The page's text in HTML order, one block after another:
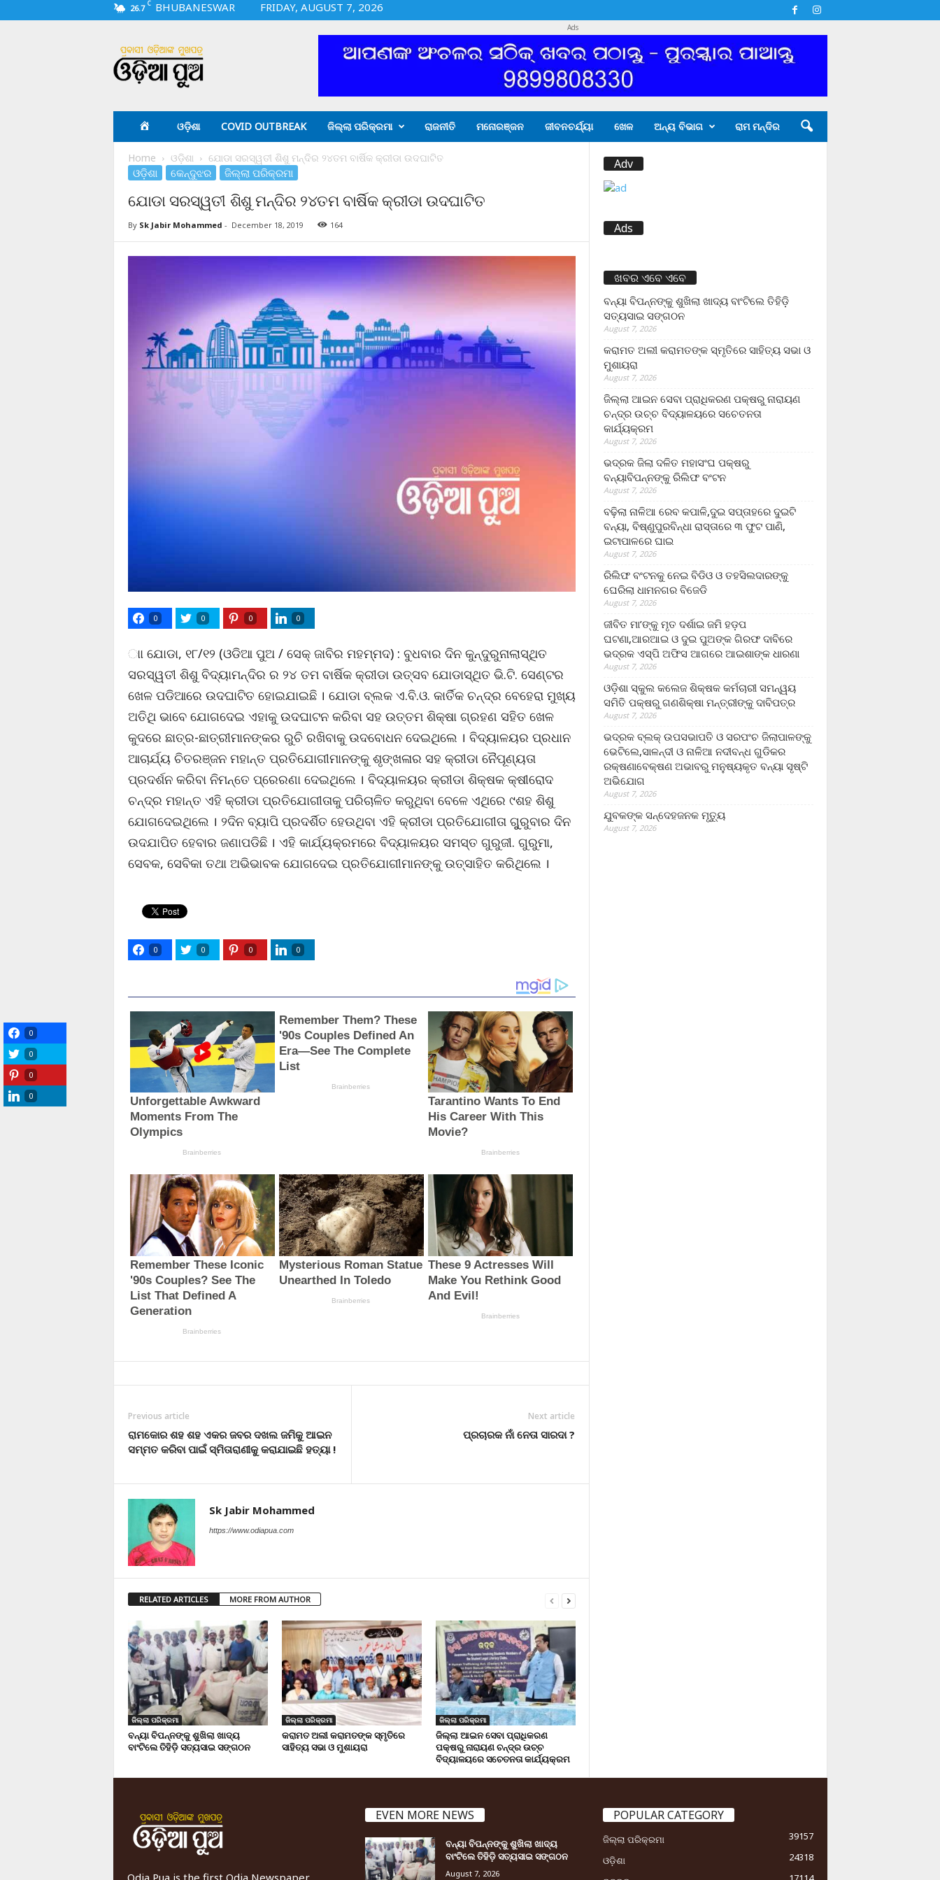
26.7 C BHUBANESWAR
FRIDAY, AUGUST 7, 2026
i
a
Ads
ଓଡ଼ିଶା COVID OUTBREAK ଜିଲ୍ଲା ପରିକ୍ରମା ରାଜନୀତି ମନୋରଞ୍ଜନ ଜୀବନଚର୍ଯ୍ୟା ଖେଳ ଅନ୍ୟ ବିଭାଗ ରାମ ମନ୍ଦିର
Home ଓଡ଼ିଶା ଯୋଡା ସରସ୍ୱତୀ ଶିଶୁ ମନ୍ଦିର ୨୪ତମ ବାର୍ଷିକ କ୍ରୀଡା ଉଦଘାଟିତ
ଓଡ଼ିଶା କେନ୍ଦୁଝର ଜିଲ୍ଲା ପରିକ୍ରମା
ଯୋଡା ସରସ୍ୱତୀ ଶିଶୁ ମନ୍ଦିର ୨୪ତମ ବାର୍ଷିକ କ୍ରୀଡା ଉଦଘାଟିତ
By Sk Jabir Mohammed - December 18, 2019 164
0 0 0 0
ାା ଯୋଡା, ୧୮/୧୨ (ଓଡିଆ ପୁଅ / ସେକ୍ ଜାବିର ମହମ୍ମଦ) : ବୁଧବାର ଦିନ କୁନ୍ଦୁରୁନାଲାସ୍ଥିତ
ସରସ୍ୱତୀ ଶିଶୁ ବିଦ୍ୟାମନ୍ଦିର ର ୨୪ ତମ ବାର୍ଷିକ କ୍ରୀଡା ଉତ୍ସବ ଯୋଡାସ୍ଥିତ ଭି.ଟି. ସେଣ୍ଟର
ଖେଳ ପଡିଆରେ ଉଦଘାଟିତ ହୋଇଯାଇଛି । ଯୋଡା ବ୍ଲକ ଏ.ବି.ଓ. କାର୍ତିକ ଚନ୍ଦ୍ର ବେହେରା ମୁଖ୍ୟ
ଅତିଥି ଭାବେ ଯୋଗଦେଇ ଏହାକୁ ଉଦଘାଟନ କରିବା ସହ ଉତ୍ତମ ଶିକ୍ଷା ଗ୍ରହଣ ସହିତ ଖେଳ
କୁଦରେ ଛାତ୍ର-ଛାତ୍ରୀମାନଙ୍କର ରୁଚି ରଖିବାକୁ ଉଦବୋଧନ ଦେଇଥିଲେ । ବିଦ୍ୟାଳୟର ପ୍ରଧାନ
ଆଚାର୍ଯ୍ୟ ଚିତରଞ୍ଜନ ମହାନ୍ତ ପ୍ରତିଯୋଗୀମାନଙ୍କୁ ଶୃଙ୍ଖଳାର ସହ କ୍ରୀଡା ନୈପୂଣ୍ୟତା
ପ୍ରଦର୍ଶନ କରିବା ନିମନ୍ତେ ପ୍ରେରଣା ଦେଇଥିଲେ । ବିଦ୍ୟାଳୟର କ୍ରୀଡା ଶିକ୍ଷକ କ୍ଷୀରୋଦ
ଚନ୍ଦ୍ର ମହାନ୍ତ ଏହି କ୍ରୀଡା ପ୍ରତିଯୋଗୀତାକୁ ପରିଚାଳିତ କରୁଥିବା ବେଳେ ଏଥିରେ ୯ଶହ ଶିଶୁ
ଯୋଗଦେଇଥିଲେ । ୨ଦିନ ବ୍ୟାପି ପ୍ରଦର୍ଶିତ ହେଉଥିବା ଏହି କ୍ରୀଡା ପ୍ରତିଯୋଗୀତା ଗୁୁରୁବାର ଦିନ
ଉଦଯାପିତ ହେବାର ଜଣାପଡିଛି । ଏହି କାର୍ଯ୍ୟକ୍ରମରେ ବିଦ୍ୟାଳୟର ସମସ୍ତ ଗୁରୁଜୀ. ଗୁରୁମା,
ସେବକ, ସେବିକା ତଥା ଅଭିଭାବକ ଯୋଗଦେଇ ପ୍ରତିଯୋଗୀମାନଙ୍କୁ ଉତ୍ସାହିତ କରିଥିଲେ ।
0 0 0 0
Previous article
ରାମକୋର ଶହ ଶହ ଏକର ଜବର ଦଖଲ ଜମିକୁ ଆଇନ
ସମ୍ମତ କରିବା ପାଇଁ ସ୍ମିତାରାଣୀକୁ କରାଯାଇଛି ହତ୍ୟା !
Next article
ପ୍ରଚାରକ ନାଁ ନେତା ସାରଦା ?
Sk Jabir Mohammed
https://www.odiapua.com
RELATED ARTICLES MORE FROM AUTHOR
ଜିଲ୍ଲା ପରିକ୍ରମା
ବନ୍ୟା ବିପନ୍ନଙ୍କୁ ଶୁଖିଲା ଖାଦ୍ୟ
ବାଂଟିଲେ ତିହିଡି଼ ସତ୍ୟସାଇ ସଙ୍ଗଠନ
ଜିଲ୍ଲା ପରିକ୍ରମା
କରାମତ ଅଲୀ କରାମତଙ୍କ ସ୍ମୃତିରେ
ସାହିତ୍ୟ ସଭା ଓ ମୁଶାୟରା
ଜିଲ୍ଲା ପରିକ୍ରମା
ଜିଲ୍ଲା ଆଇନ ସେବା ପ୍ରାଧିକରଣ
ପକ୍ଷରୁ ନାରାୟଣ ଚନ୍ଦ୍ର ଉଚ୍ଚ
ବିଦ୍ୟାଳୟରେ ସଚେତନତା କାର୍ଯ୍ୟକ୍ରମ
Adv
Ads
ଖବର ଏବେ ଏବେ
ବନ୍ୟା ବିପନ୍ନଙ୍କୁ ଶୁଖିଲା ଖାଦ୍ୟ ବାଂଟିଲେ ତିହିଡି଼
ସତ୍ୟସାଇ ସଙ୍ଗଠନ
August 7, 2026
କରାମତ ଅଲୀ କରାମତଙ୍କ ସ୍ମୃତିରେ ସାହିତ୍ୟ ସଭା ଓ
ମୁଶାୟରା
August 7, 2026
ଜିଲ୍ଲା ଆଇନ ସେବା ପ୍ରାଧିକରଣ ପକ୍ଷରୁ ନାରାୟଣ
ଚନ୍ଦ୍ର ଉଚ୍ଚ ବିଦ୍ୟାଳୟରେ ସଚେତନତା
କାର୍ଯ୍ୟକ୍ରମ
August 7, 2026
ଭଦ୍ରକ ଜିଲା ଦଳିତ ମହାସଂଘ ପକ୍ଷରୁ
ବନ୍ୟାବିପନ୍ନଙ୍କୁ ରିଲିଫ ବଂଟନ
August 7, 2026
ବଢ଼ିଲା ନାଳିଆ ରେବ କପାଳି,ଦୁଇ ସପ୍ତାହରେ ଦୁଇଟି
ବନ୍ୟା, ବିଷ୍ଣୁପୁରବିନ୍ଧା ରାସ୍ତାରେ ୩ ଫୁଟ ପାଣି,
ଇଟାପାଳରେ ଘାଇ
August 7, 2026
ରିଲିଫ ବଂଟନକୁ ନେଇ ବିଡିଓ ଓ ତହସିଲଦାରଙ୍କୁ
ଘେରିଲା ଧାମନଗର ବିଜେଡି
August 7, 2026
ଜୀବିତ ମା’ଙ୍କୁ ମୃତ ଦର୍ଶାଇ ଜମି ହଡ଼ପ
ଘଟଣା,ଆରଆଇ ଓ ଦୁଇ ପୁଅଙ୍କ ଗିରଫ ଦାବିରେ
ଭଦ୍ରକ ଏସ୍‌ପି ଅଫିସ ଆଗରେ ଆଇଶାଙ୍କ ଧାରଣା
August 7, 2026
ଓଡ଼ିଶା ସ୍କୁଲ କଲେଜ ଶିକ୍ଷକ କର୍ମଚାରୀ ସମନ୍ୱୟ
ସମିତି ପକ୍ଷରୁ ଗଣଶିକ୍ଷା ମନ୍ତ୍ରୀଙ୍କୁ ଦାବିପତ୍ର
August 7, 2026
ଭଦ୍ରକ ବ୍ଲକ୍ ଉପସଭାପତି ଓ ସରପଂଚ ଜିଲାପାଳଙ୍କୁ
ଭେଟିଲେ,ସାଳନ୍ଦୀ ଓ ନାଳିଆ ନଦୀବନ୍ଧ ଗୁଡିକର
ରକ୍ଷଣାବେକ୍ଷଣ ଅଭାବରୁ ମନୁଷ୍ୟକୃତ ବନ୍ୟା ସୃଷ୍ଟି
ଅଭିଯୋଗ
August 7, 2026
ଯୁବକଙ୍କ ସନ୍ଦେହଜନକ ମୃତ୍ୟୁ
August 7, 2026
Odia Pua is the first Odia Newspaper
EVEN MORE NEWS
ବନ୍ୟା ବିପନ୍ନଙ୍କୁ ଶୁଖିଲା ଖାଦ୍ୟ
ବାଂଟିଲେ ତିହିଡି଼ ସତ୍ୟସାଇ ସଙ୍ଗଠନ
August 7, 2026
POPULAR CATEGORY
ଜିଲ୍ଲା ପରିକ୍ରମା
39157
ଓଡ଼ିଶା
24318
0
0
0
0